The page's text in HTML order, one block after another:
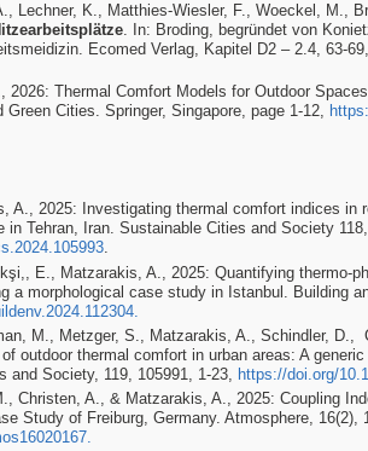
Lechner, K., Matthies-Wiesler, F., Woeckel, M.,
. In: Broding, begründet von
Ecomed Verlag, Kapitel D2 – 2.4, 63-
2026: Thermal Comfort Models for Outdoor
Cities. Springer, Singapore, page 1-12,
A., 2025:
Investigating thermal comfort indices in
in Tehran, Iran. Sustainable Cities and Society
.
E., Matzarakis, A., 2025: Quantifying thermo-
a morphological case study in Istanbul. Building
M., Metzger, S., Matzarakis, A., Schindler, D.,
outdoor thermal comfort in urban areas: A
and Society, 119, 105991, 1-23, https://doi.org/
Christen, A., & Matzarakis, A., 2025: Coupling
Study of Freiburg, Germany. Atmosphere, 16(2),